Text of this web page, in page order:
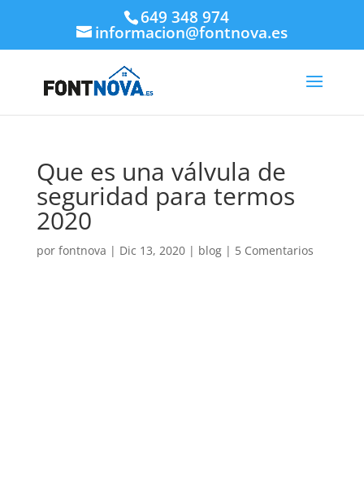
649 348 974
informacion@fontnova.es
Que es una válvula de
seguridad para termos
2020
por fontnova | Dic 13, 2020| blog| 5 Comentarios